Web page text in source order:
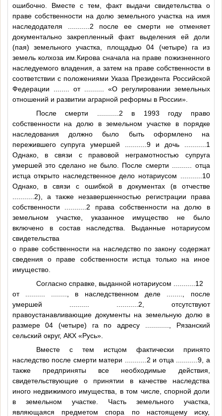
ошибочно. Вместе с тем, факт выдачи свидетельства о
праве собственности на долю земельного участка на имя
наследодателя
...........2 после ее смерти не отменяет
документально закрепленный факт выделения ей доли
(пая) земельного участка, площадью 04 (четыре) га из
земель колхоза им.Кирова сначала на праве пожизненного
наследуемого владения, а затем на праве собственности в
соответствии с положениями Указа Президента Российской
Федерации
от
«О регулировании земельных
отношений и развитии аграрной реформы в России».
После смерти
...........2 в 1993 году право
собственности на долю в земельном участке в порядке
наследования должно было быть оформлено на
пережившего супруга умершей
...........9 и дочь
...........1
Однако, в связи с правовой неграмотностью супруга
умершей это сделано не было. После смерти
отца
истца открыто наследственное дело нотариусом
...........10
Однако, в связи с ошибкой в документах (в отчестве
...........2), а также незавершенностью регистрации права
собственности
...........2 права собственности на долю в
земельном участке, указанное имущество не было
включено в состав наследства. Выданные нотариусом
свидетельства
о праве собственности на наследство по закону содержат
сведения о праве собственности истца только на иное
имущество.
Согласно справке, выданной нотариусом
...........12
от
, в наследственном деле
, после
умершей
...........2 , отсутствуют
правоустанавливающие документы на земельную долю в
размере 04 (четыре) га по адресу
, Рязанский
сельский округ, АКХ «Русь».
Вместе с тем истцом фактически принято
наследство после смерти матери
...........2 и отца ...........9 , а
также предприняты все необходимые действия,
свидетельствующие о принятии в качестве наследства
иного недвижимого имущества, в том числе, спорной доли
в земельном участке. Часть земельного участка,
являющаяся предметом спора по настоящему иску,